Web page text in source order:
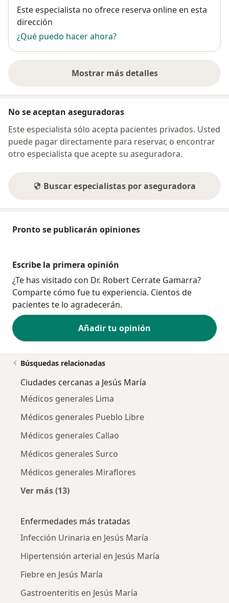
Disponibilidad
Este especialista no ofrece reserva online en esta
dirección
¿Qué puedo hacer ahora?
Mostrar más detalles
sobre la dirección
No se aceptan aseguradoras
Este especialista sólo acepta pacientes privados. Usted
puede pagar directamente para reservar, o encontrar
otro especialista que acepte su aseguradora.
Buscar especialistas por aseguradora
Pronto se publicarán opiniones
Escribe la primera opinión
¿Te has visitado con Dr. Robert Cerrate Gamarra?
Comparte cómo fue tu experiencia. Cientos de
pacientes te lo agradecerán.
Añadir tu opinión
Búsquedas relacionadas
Ciudades cercanas a Jesús María
Médicos generales Lima
Médicos generales Pueblo Libre
Médicos generales Callao
Médicos generales Surco
Médicos generales Miraflores
Ver más (13)
Enfermedades más tratadas
Infección Urinaria en Jesús María
Hipertensión arterial en Jesús María
Fiebre en Jesús María
Gastroenteritis en Jesús María